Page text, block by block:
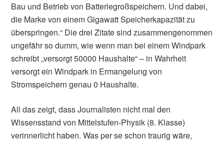
Bau und Betrieb von Batteriegroßspeichern. Und dabei,
die Marke von einem Gigawatt Speicherkapazität zu
überspringen.“ Die drei Zitate sind zusammengenommen
ungefähr so dumm, wie wenn man bei einem Windpark
schreibt „versorgt 50000 Haushalte“ – in Wahrheit
versorgt ein Windpark in Ermangelung von
Stromspeichern genau 0 Haushalte.
All das zeigt, dass Journalisten nicht mal den
Wissensstand von Mittelstufen-Physik (8. Klasse)
verinnerlicht haben. Was per se schon traurig wäre,